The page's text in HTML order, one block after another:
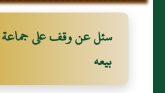
سئل عن وقف على جماعة
بيعه